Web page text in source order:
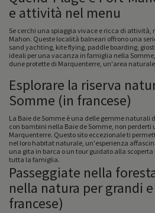
e attività nel menu
Se cerchi una spiaggia vivace e ricca di attività,
Mahon. Queste località balneari offrono una
sand yachting, kite flying, paddle boarding,
ideali per una vacanza in famiglia nella
dune protette di Marquenterre, un'area
Esplorare la riserva
Somme (in francese)
La Baie de Somme è una delle gemme naturali
con bambini nella Baie de Somme, non
Marquenterre. Questo sito eccezionale ti
nel loro habitat naturale, un'esperienza
una gita in barca o un tour guidato alla
tutta la famiglia.
Passeggiate nella
nella natura per grandi
francese)